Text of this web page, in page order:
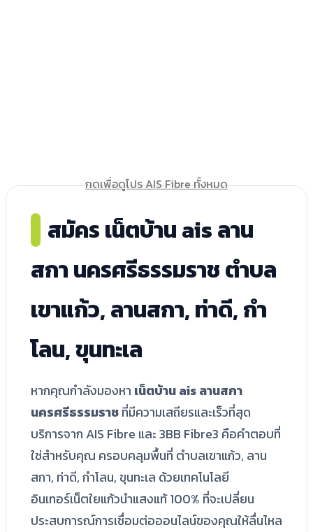
กดเพื่อดูโปร AIS Fibre ทั้งหมด
สมัคร เน็ตบ้าน ais ลาน
สกา นครศรีธรรมราช ตำบล
เขาแก้ว, ลานสกา, ท่าดี, กำ
โลน, ขุนทะเล
หากคุณกำลังมองหา เน็ตบ้าน ais ลานสกา
นครศรีธรรมราชที่มีความเสถียรและเร็วที่สุด
บริการจาก AIS Fibre และ 3BB Fibre3 คือคำตอบที่
ใช่สำหรับคุณ ครอบคลุมพื้นที่ ตำบลเขาแก้ว, ลาน
สกา, ท่าดี, กำโลน, ขุนทะเล ด้วยเทคโนโลยี
อินเทอร์เน็ตใยแก้วนำแสงแท้ 100% ที่จะเปลี่ยน
ประสบการณ์การเชื่อมต่อออนไลน์ของคุณให้ลื่นไหล